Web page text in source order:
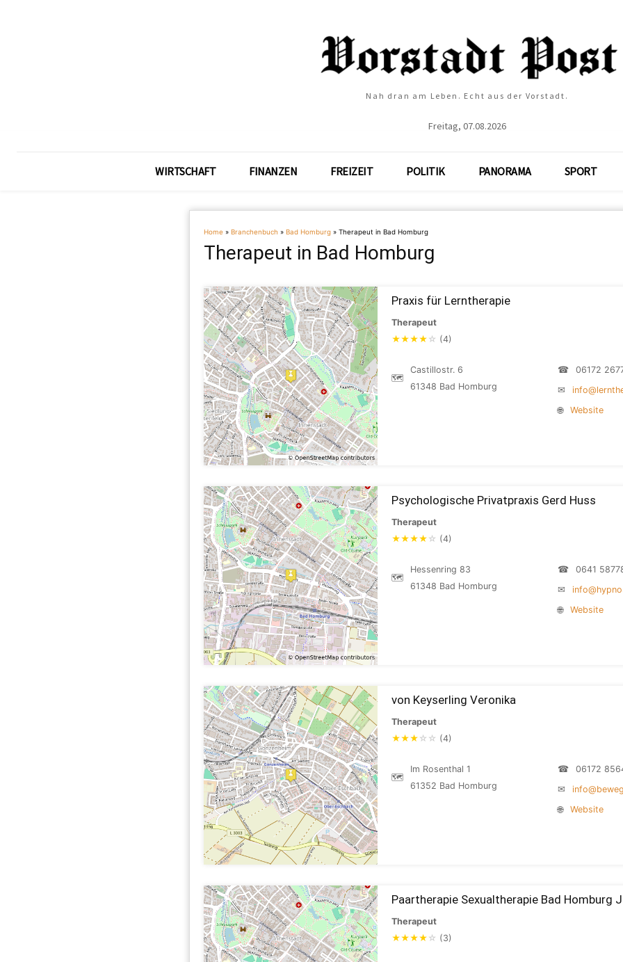
Nah dran am Leben. Echt aus der Vorstadt.
Freitag, 07.08.2026
WIRTSCHAFT FINANZEN FREIZEIT POLITIK PANORAMA SPORT
Home » Branchenbuch » Bad Homburg » Therapeut in Bad Homburg
Therapeut in Bad Homburg
Praxis für Lerntherapie
Therapeut
★★★★ ☆ (4)
🗺
Castillostr. 6
61348 Bad Homburg
☎
06172
✉
🌐
Website
Psychologische Privatpraxis Gerd Huss
Therapeut
★★★★ ☆ (4)
🗺
Hessenring 83
61348 Bad Homburg
☎
0641
✉
🌐
Website
von Keyserling Veronika
Therapeut
★★★ ☆ ☆ (4)
🗺
Im Rosenthal 1
61352 Bad Homburg
☎
06172
✉
🌐
Website
Paartherapie Sexualtherapie Bad Homburg
Therapeut
★★★★ ☆ (3)